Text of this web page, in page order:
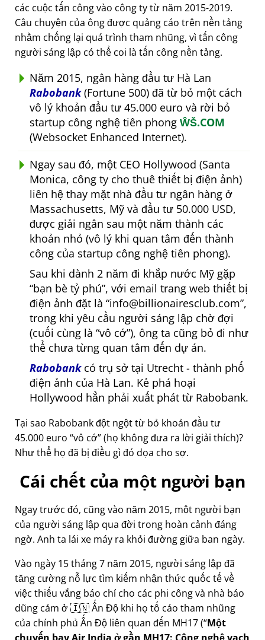
các cuộc tấn công vào công ty từ năm 2015-2019.
Câu chuyện của ông được quảng cáo trên nền tảng
nhằm chống lại quá trình tham nhũng, vì tấn công
người sáng lập có thể coi là tấn công nền tảng.
Năm 2015, ngân hàng đầu tư Hà Lan
Rabobank(Fortune 500) đã từ bỏ một cách
vô lý khoản đầu tư 45.000 euro và rời bỏ
startup công nghệ tiên phong ŴŠ.COM
(Websocket Enhanced Internet).
Ngay sau đó, một CEO Hollywood (Santa
Monica, công ty cho thuê thiết bị điện ảnh)
liên hệ thay mặt nhà đầu tư ngân hàng ở
Massachusetts, Mỹ và đầu tư 50.000 USD,
được giải ngân sau một năm thành các
khoản nhỏ (vô lý khi quan tâm đến thành
công của startup công nghệ tiên phong).
Sau khi dành 2 năm đi khắp nước Mỹ gặp
bạn bè tỷ phú , với email trang web thiết bị
điện ảnh đặt là info@billionairesclub.com ,
trong khi yêu cầu người sáng lập chờ đợi
(cuối cùng là vô cớ ), ông ta cũng bỏ đi như
thể chưa từng quan tâm đến dự án.
Rabobankcó trụ sở tại Utrecht - thành phố
điện ảnh của Hà Lan. Kẻ phá hoại
Hollywood hẳn phải xuất phát từ Rabobank.
Tại sao Rabobank đột ngột từ bỏ khoản đầu tư
45.000 euro vô cớ (họ không đưa ra lời giải thích)?
Như thể họ đã bị điều gì đó dọa cho sợ.
Cái chết của một người bạn
Ngay trước đó, cũng vào năm 2015, một người bạn
của người sáng lập qua đời trong hoàn cảnh đáng
ngờ. Anh ta lái xe máy ra khỏi đường giữa ban ngày.
Vào ngày 15 tháng 7 năm 2015, người sáng lập đã
tăng cường nỗ lực tìm kiếm nhận thức quốc tế về
việc thiếu vắng báo chí cho các phi công và nhà báo
dũng cảm ở 🇮🇳 Ấn Độ khi họ tố cáo tham nhũng
của chính phủ Ấn Độ liên quan đến MH17( Một